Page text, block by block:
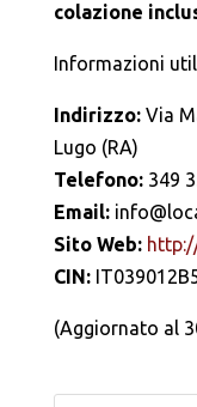
colazione
Informazioni
Indirizzo: Via
Lugo (RA)
Telefono: 349
Email:
Sito Web:
CIN:
(Aggiornato al